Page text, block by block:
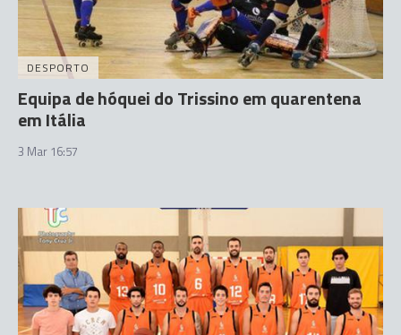
DESPORTO
Equipa de hóquei do Trissino em quarentena
em Itália
3 Mar 16:57